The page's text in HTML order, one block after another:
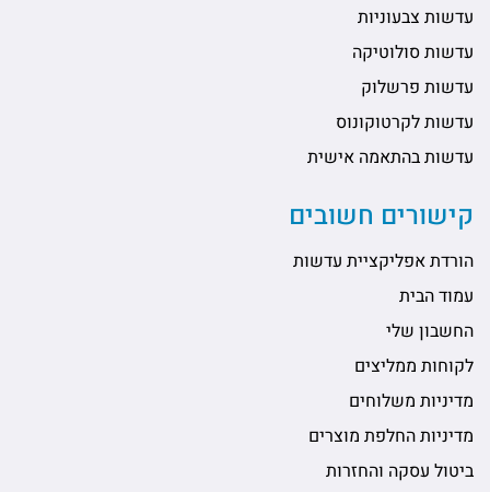
עדשות צבעוניות
עדשות סולוטיקה
עדשות פרשלוק
עדשות לקרטוקונוס
עדשות בהתאמה אישית
קישורים חשובים
הורדת אפליקציית עדשות
עמוד הבית
החשבון שלי
לקוחות ממליצים
מדיניות משלוחים
מדיניות החלפת מוצרים
ביטול עסקה והחזרות